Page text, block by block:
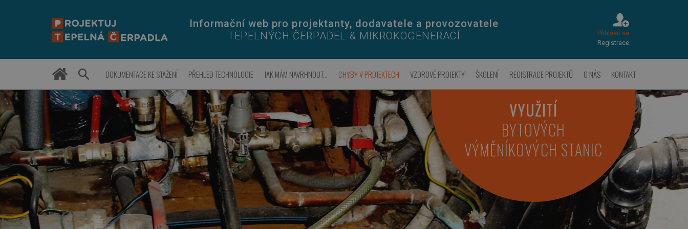
Informační web pro projektanty, dodavatele a provozovatele
TEPELNÝCH ČERPADEL & MIKROKOGENERACÍ
Přihlásit se
Registrace
DOKUMENTACE KE STAŽENÍ PŘEHLED TECHNOLOGIE JAK MÁM NAVRHNOUT... CHYBY V PROJEKTECH VZOROVÉ PROJEKTY ŠKOLENÍ REGISTRACE PROJEKTŮ O NÁS KONTAKT
VYUŽITÍ
BYTOVÝCH
VÝMĚNÍKOVÝCH STANIC